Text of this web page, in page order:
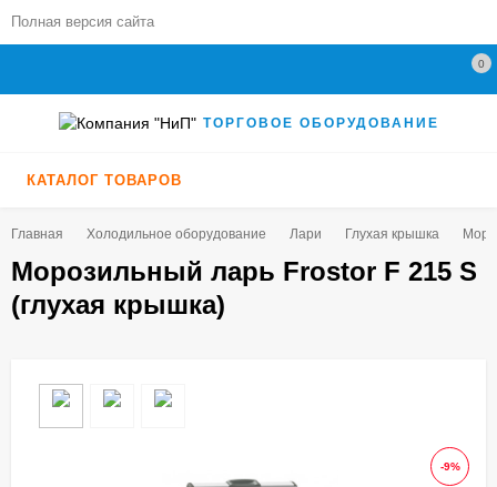
Полная версия сайта
0
ТОРГОВОЕ ОБОРУДОВАНИЕ
КАТАЛОГ ТОВАРОВ
Главная Холодильное оборудование Лари Глухая крышка
Морозильный ларь Frostor F 215 S
(глухая крышка)
-9%